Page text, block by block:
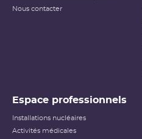
Nous contacter
Espace professionnels
Installations nucléaires
Activités médicales